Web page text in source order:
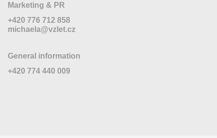
Marketing & PR
+420 776 712 858
michaela@vzlet.cz
General information
+420 774 440 009